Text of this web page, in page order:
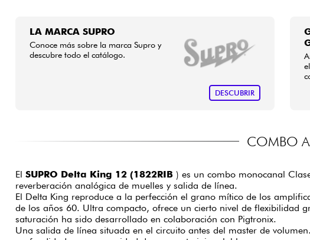
LA MARCA SUPRO
Conoce más sobre la marca Supro y
descubre todo el catálogo.
DESCUBRIR
COMBO
El SUPRO Delta King 12 (1822RIB) es un combo monocanal
reverberación analógica de muelles y salida de línea.
El Delta King reproduce a la perfección el grano mítico de los
de los años 60. Ultra compacto, ofrece un cierto nivel de flexibilidad
saturación ha sido desarrollado en colaboración con Pigtronix.
Una salida de línea situada en el circuito antes del master de